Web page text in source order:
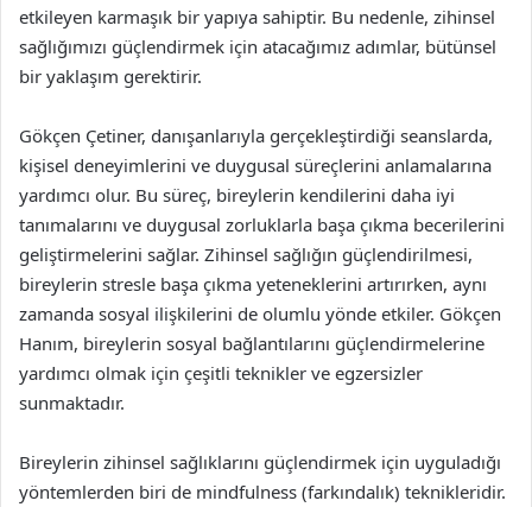
etkileyen karmaşık bir yapıya sahiptir. Bu nedenle, zihinsel
sağlığımızı güçlendirmek için atacağımız adımlar, bütünsel
bir yaklaşım gerektirir.
Gökçen Çetiner, danışanlarıyla gerçekleştirdiği seanslarda,
kişisel deneyimlerini ve duygusal süreçlerini anlamalarına
yardımcı olur. Bu süreç, bireylerin kendilerini daha iyi
tanımalarını ve duygusal zorluklarla başa çıkma becerilerini
geliştirmelerini sağlar. Zihinsel sağlığın güçlendirilmesi,
bireylerin stresle başa çıkma yeteneklerini artırırken, aynı
zamanda sosyal ilişkilerini de olumlu yönde etkiler. Gökçen
Hanım, bireylerin sosyal bağlantılarını güçlendirmelerine
yardımcı olmak için çeşitli teknikler ve egzersizler
sunmaktadır.
Bireylerin zihinsel sağlıklarını güçlendirmek için uyguladığı
yöntemlerden biri de mindfulness (farkındalık) teknikleridir.